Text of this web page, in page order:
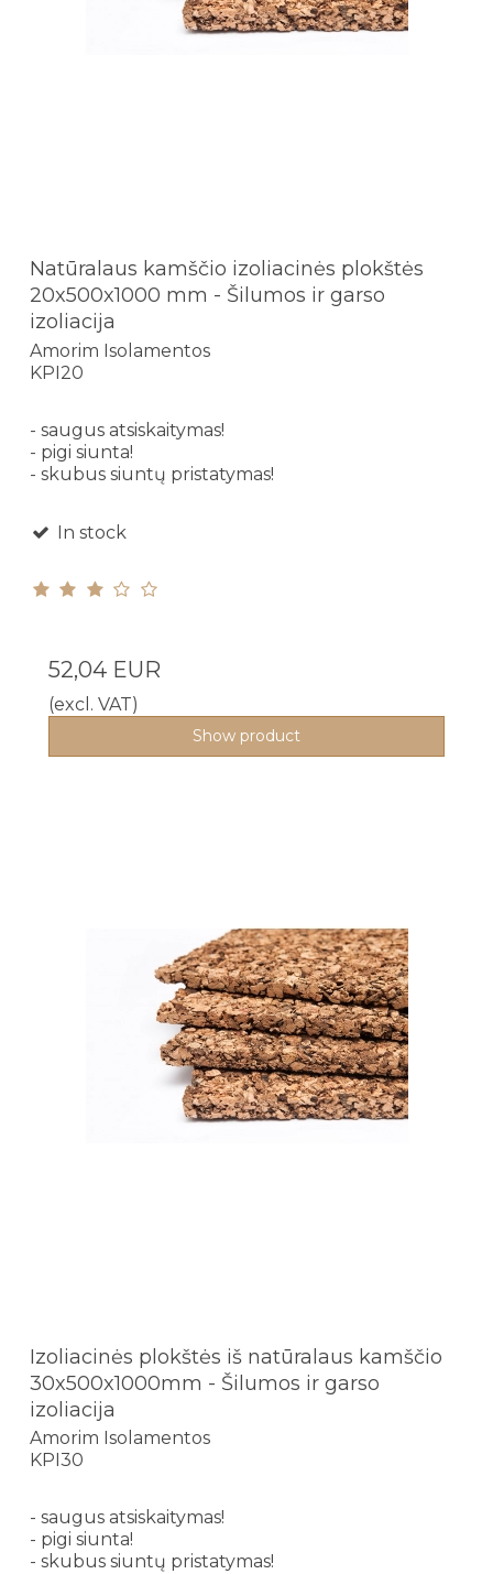
Natūralaus kamščio izoliacinės plokštės
20x500x1000 mm - Šilumos ir garso
izoliacija
Amorim Isolamentos
KPI20
- saugus atsiskaitymas!
- pigi siunta!
- skubus siuntų pristatymas!
In stock
52,04 EUR
(excl. VAT)
Show product
Izoliacinės plokštės iš natūralaus kamščio
30x500x1000mm - Šilumos ir garso
izoliacija
Amorim Isolamentos
KPI30
- saugus atsiskaitymas!
- pigi siunta!
- skubus siuntų pristatymas!